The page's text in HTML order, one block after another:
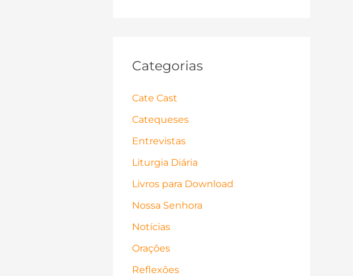
Categorias
Cate Cast
Catequeses
Entrevistas
Liturgia Diária
Livros para Download
Nossa Senhora
Notícias
Orações
Reflexões